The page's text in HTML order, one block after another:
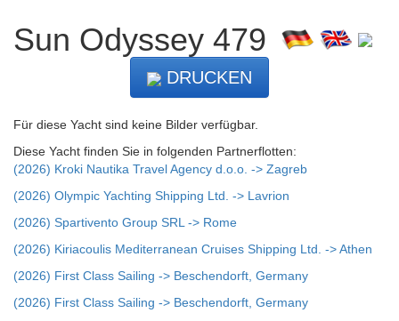
Sun Odyssey 479
DRUCKEN
Für diese Yacht sind keine Bilder verfügbar.
Diese Yacht finden Sie in folgenden Partnerflotten:
(2026) Kroki Nautika Travel Agency d.o.o. -> Zagreb
(2026) Olympic Yachting Shipping Ltd. -> Lavrion
(2026) Spartivento Group SRL -> Rome
(2026) Kiriacoulis Mediterranean Cruises Shipping Ltd. -> Athen
(2026) First Class Sailing -> Beschendorft, Germany
(2026) First Class Sailing -> Beschendorft, Germany